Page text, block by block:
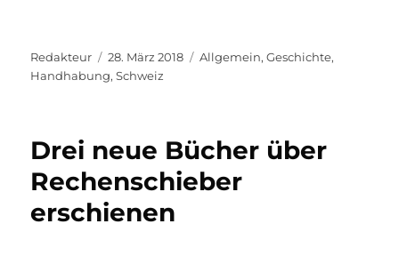
Autor
Redakteur
Veröffentlicht
am
28. März 2018 Kategorien
Allgemein,Geschichte,
Handhabung,Schweiz
Drei neue Bücher über
Rechenschieber
erschienen